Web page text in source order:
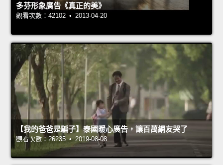
多芬形象廣告《真正的美》
觀看次數：42102 • 2013-04-20
【我的爸爸是騙子】泰國暖心廣告，讓百萬網友哭了
觀看次數：26235 • 2019-08-08